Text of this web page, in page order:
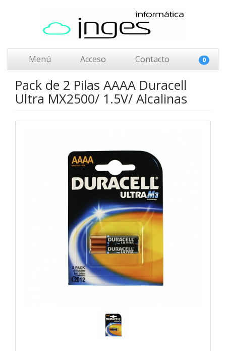
Menú Acceso Contacto 0
Pack de 2 Pilas AAAA Duracell
Ultra MX2500/ 1.5V/ Alcalinas